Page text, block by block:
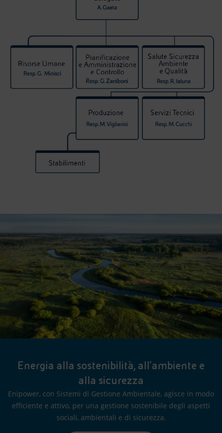
Energia alla sostenibilità, all'ambiente e
alla sicurezza
Enipower, con Sistemi di Gestione Ambientale, agisce in modo
efficiente e attivo, per una gestione sostenibile degli aspetti
sociali, ambientali e di sicurezza.